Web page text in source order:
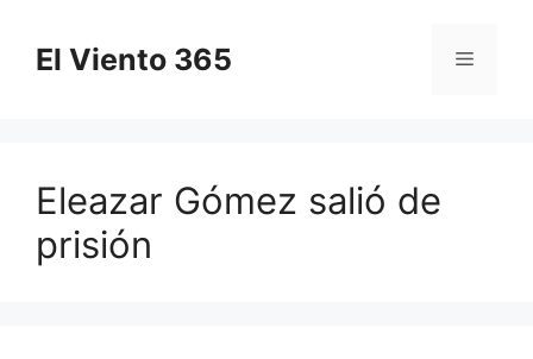
contenido
El Viento 365 Menú
Eleazar Gómez salió de
prisión